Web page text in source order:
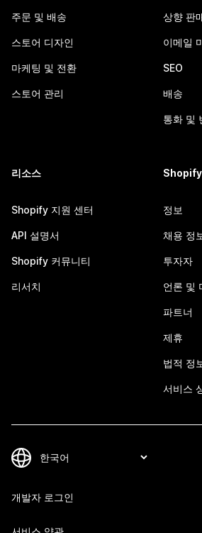
주문 및 배송
스토어 디자인
마케팅 및 전환
스토어 관리
상향 판
이메일
SEO
배송
통화 및
리소스
Shopify 지원 센터
API 설명서
Shopify 커뮤니티
리서치
Shopify
정보
채용 정
투자자
언론 및
파트너
제휴
법적 정
서비스
개발자 로그인